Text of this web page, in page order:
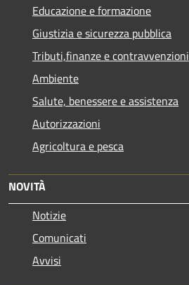
Educazione e formazione
Giustizia e sicurezza pubblica
Tributi,finanze e contravvenzioni
Ambiente
Salute, benessere e assistenza
Autorizzazioni
Agricoltura e pesca
NOVITÀ
Notizie
Comunicati
Avvisi